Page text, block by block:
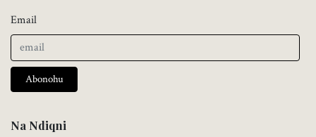
Email
Abonohu
Na Ndiqni